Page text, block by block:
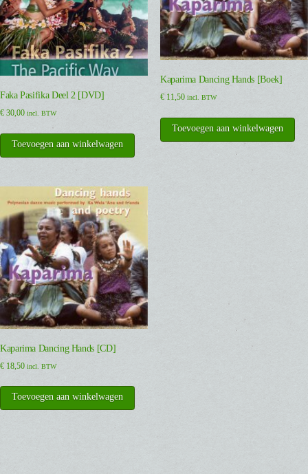
Faka Pasifika Deel 2 [DVD]
€ 30,00 incl. BTW
Toevoegen aan winkelwagen
Kaparima Dancing Hands [Boek]
€11,50 incl. BTW
Toevoegen aan winkelwagen
Kaparima Dancing Hands [CD]
€ 18,50 incl. BTW
Toevoegen aan winkelwagen